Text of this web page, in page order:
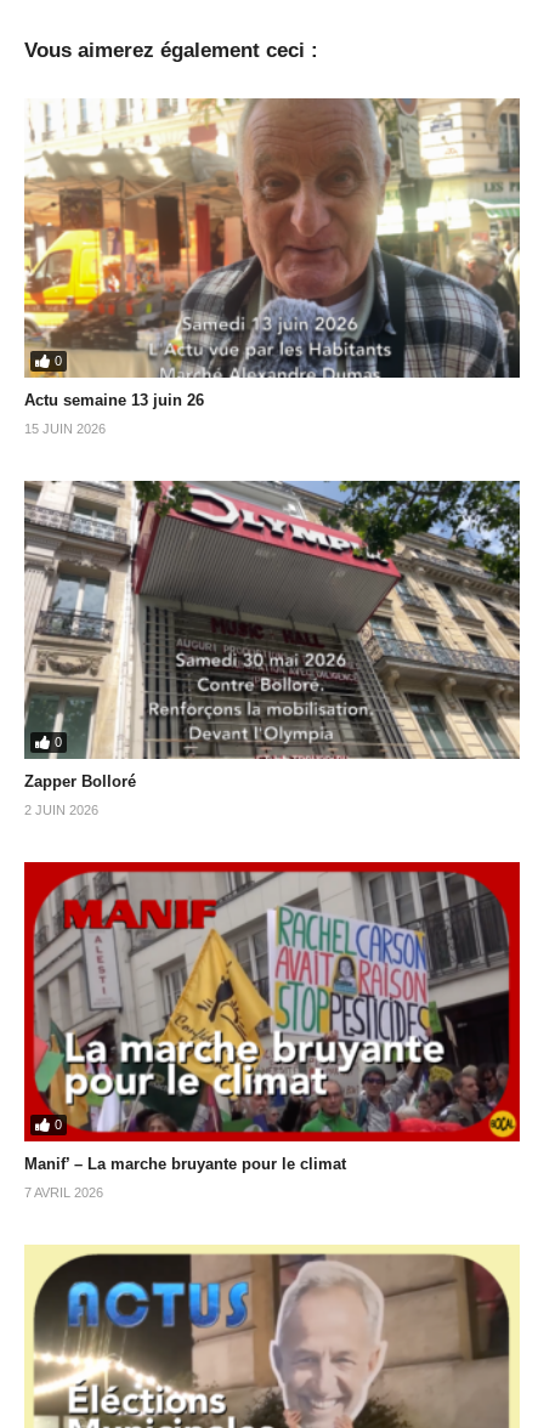
Vous aimerez également ceci :
0
Actu semaine 13 juin 26
15 JUIN 2026
0
Zapper Bolloré
2 JUIN 2026
0
Manif’ – La marche bruyante pour le climat
7 AVRIL 2026